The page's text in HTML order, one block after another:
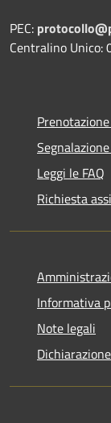
PEC:
Centralino Unico:
Leggi le FAQ
Richiesta
Informativa
Note legali